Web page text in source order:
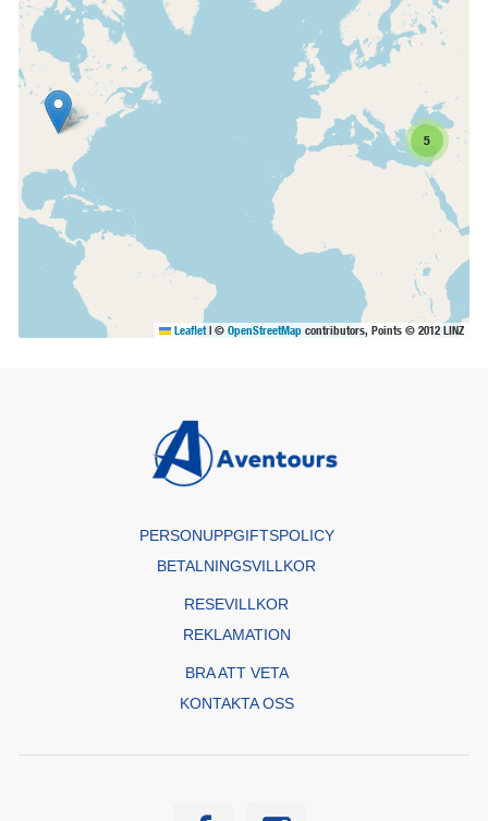
5
Leaflet |© OpenStreetMap contributors, Points © 2012 LINZ
PERSONUPPGIFTSPOLICY
BETALNINGSVILLKOR
RESEVILLKOR
REKLAMATION
BRA ATT VETA
KONTAKTA OSS